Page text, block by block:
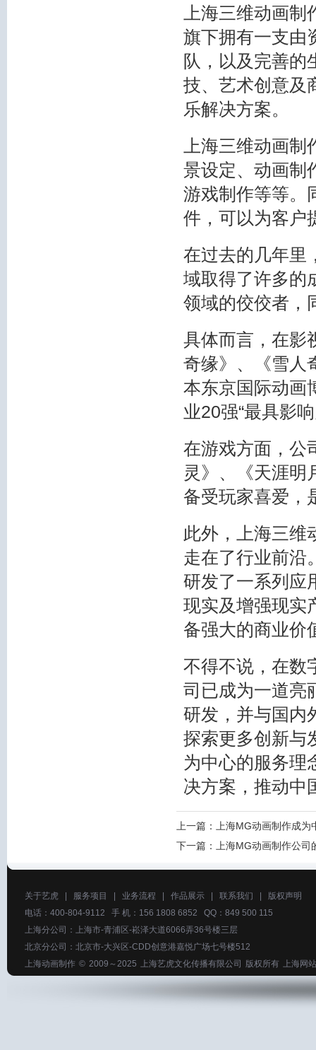
上海三维动画
旗下拥有一支由
队，以及完善的
技、艺术创意及
乐解决方案。
上海三维动画
景设定、动画制
游戏制作等等。
件，可以为客户
在过去的几年里
域取得了许多的
领域的佼佼者，
具体而言，在影
奇缘》、《雪人
本东京国际动画
业20强“最具影
在游戏方面，公
灵》、《天涯明
备受玩家喜爱，
此外，上海三维
走在了行业前沿
研发了一系列应
现实及增强现实
备强大的商业价
不得不说，在数
司已成为一道亮
研发，并与国内
探索更多创新与
为中心的服务理
决方案，推动中
上一篇：
上海MG动画制作成
下一篇：
上海MG动画制作公司
关于艺虎 服务项目 业务流程 作品展示 联系我们
版权声明
电话：400-804-9112 手 机：156 1808 6852 QQ：849 500 115
上海分公司：上海市-青浦区-崧泽大道6066弄36号楼三层
北京分公司：北京市-大兴区-CDD创意港嘉悦广场七号楼512
上海动画制作 © 2009～2025 上海艺虎文化传播有限公司 版权所有 上海网